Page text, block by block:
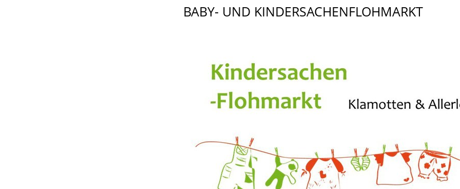
BABY- UND KINDERSACHEN­FLOHMARKT